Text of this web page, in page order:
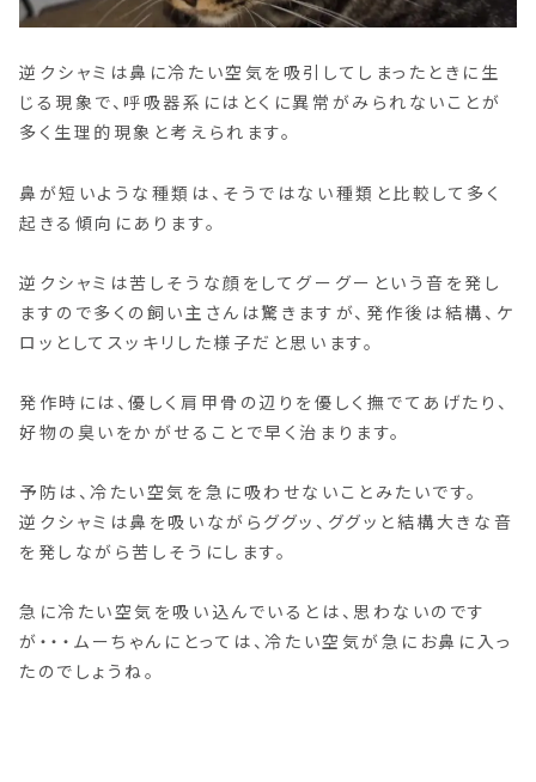
逆クシャミは鼻に冷たい空気を吸引してしまったときに生
じる現象で、呼吸器系にはとくに異常がみられないことが
多く生理的現象と考えられます。
鼻が短いような種類は、そうではない種類と比較して多く
起きる傾向にあります。
逆クシャミは苦しそうな顔をしてグーグーという音を発し
ますので多くの飼い主さんは驚きますが、発作後は結構、ケ
ロッとしてスッキリした様子だと思います。
発作時には、優しく肩甲骨の辺りを優しく撫でてあげたり、
好物の臭いをかがせることで早く治まります。
予防は、冷たい空気を急に吸わせないことみたいです。
逆クシャミは鼻を吸いながらググッ、ググッと結構大きな音
を発しながら苦しそうにします。
急に冷たい空気を吸い込んでいるとは、思わないのです
が・・・ムーちゃんにとっては、冷たい空気が急にお鼻に入っ
たのでしょうね。